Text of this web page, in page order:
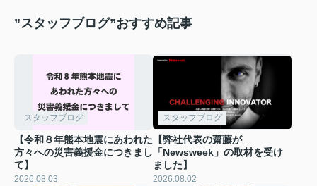
”スタッフブログ”おすすめ記事
スタッフブログ
【令和８年熊本地震にあわれた
方々への災害義援金につきまし
て】
2026.08.03
スタッフブログ
【弊社代表の齋藤が
「Newsweek」の取材を受け
ました】
2026.08.02